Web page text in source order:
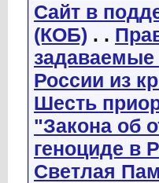
Сайт в
(КОБ) . .
России из
Шесть
"Закона об
геноциде в
Светлая